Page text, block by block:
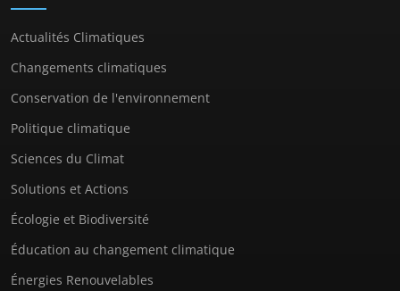
Actualités Climatiques
Changements climatiques
Conservation de l'environnement
Politique climatique
Sciences du Climat
Solutions et Actions
Écologie et Biodiversité
Éducation au changement climatique
Énergies Renouvelables